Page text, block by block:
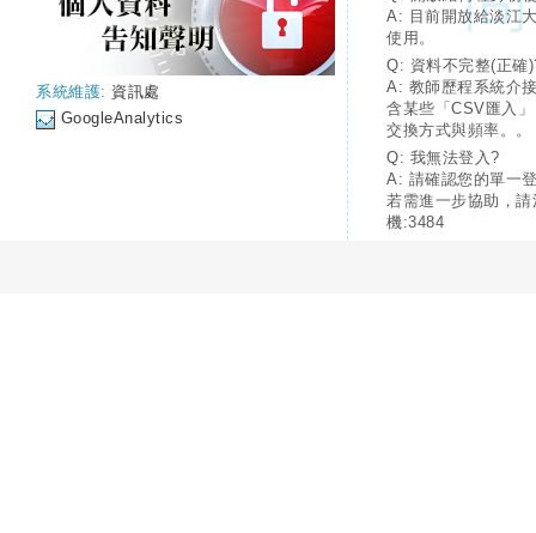
系統維護: 資訊處
GoogleAnalytics
A: 目前開放給淡江
使用。
Q: 資料不完整(正確
A: 教師歷程系統介
含某些「CSV匯入
交換方式與頻率。。
Q: 我無法登入?
A: 請確認您的單一
若需進一步協助，
機:3484